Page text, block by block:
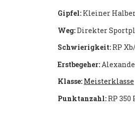
Gipfel: Kleiner
Weg:Direkter
Schwierigkeit: RP
Erstbegeher:
Klasse: Meisterklasse
Punktanzahl: RP 350